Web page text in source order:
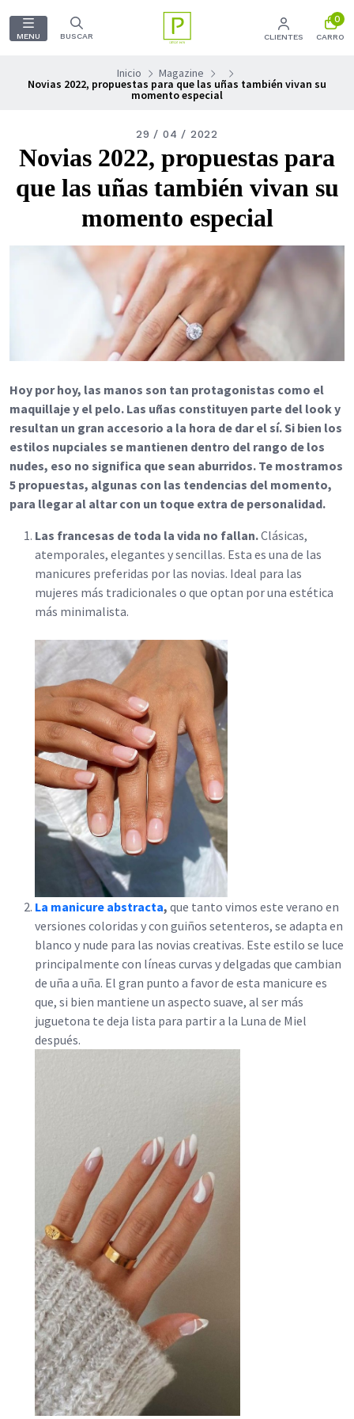
MENU BUSCAR CLIENTES
0
CARRO
Inicio Magazine
Novias 2022, propuestas para que las uñas también vivan su
momento especial
29 / 04 / 2022
Novias 2022, propuestas para
que las uñas también vivan su
momento especial
Hoy por hoy, las manos son tan protagonistas como el
maquillaje y el pelo. Las uñas constituyen parte del look y
resultan un gran accesorio a la hora de dar el sí. Si bien los
estilos nupciales se mantienen dentro del rango de los
nudes, eso no significa que sean aburridos. Te mostramos
5 propuestas, algunas con las tendencias del momento,
para llegar al altar con un toque extra de personalidad.
Las francesas de toda la vida no fallan.Clásicas,
atemporales, elegantes y sencillas. Esta es una de las
manicures preferidas por las novias. Ideal para las
mujeres más tradicionales o que optan por una estética
más minimalista.
La manicure abstracta, que tanto vimos este verano en
versiones coloridas y con guiños setenteros, se adapta en
blanco y nude para las novias creativas. Este estilo se luce
principalmente con líneas curvas y delgadas que cambian
de uña a uña. El gran punto a favor de esta manicure es
que, si bien mantiene un aspecto suave, al ser más
juguetona te deja lista para partir a la Luna de Miel
después.